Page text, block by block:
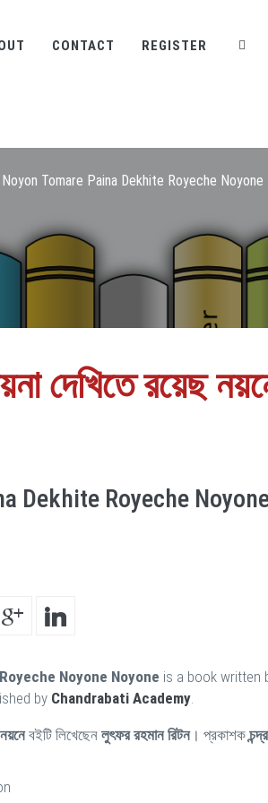
CONTACT REGISTER
Noyon Tomare Paina Dekhite Royeche Noyone
দেখিতে রয়েছ
Dekhite Royeche
Noyone Noyone is a book written
by Chandrabati Academy.
বইটি লিখেছেন লুৎফর রহমান রিটন। প্রকাশক